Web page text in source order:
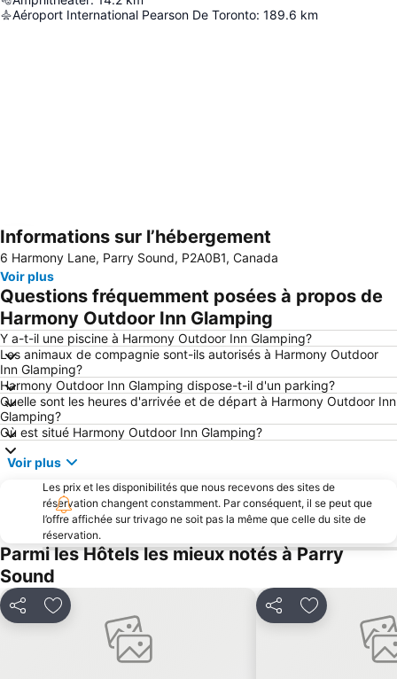
Aéroport International Pearson De Toronto: 189.6 km
Agrandir la carte
Informations sur l’hébergement
6 Harmony Lane, Parry Sound, P2A0B1, Canada
Voir plus
Questions fréquemment posées à propos de
Harmony Outdoor Inn Glamping
Y a-t-il une piscine à Harmony Outdoor Inn Glamping?
Les animaux de compagnie sont-ils autorisés à Harmony Outdoor
Inn Glamping?
Harmony Outdoor Inn Glamping dispose-t-il d'un parking?
Quelle sont les heures d'arrivée et de départ à Harmony Outdoor Inn
Glamping?
Où est situé Harmony Outdoor Inn Glamping?
Voir plus
Les prix et les disponibilités que nous recevons des sites de
réservation changent constamment. Par conséquent, il se peut que
l’offre affichée sur trivago ne soit pas la même que celle du site de
réservation.
Parmi les Hôtels les mieux notés à Parry
Sound
PartagerAjouter à mes favoris PartagerAjouter à